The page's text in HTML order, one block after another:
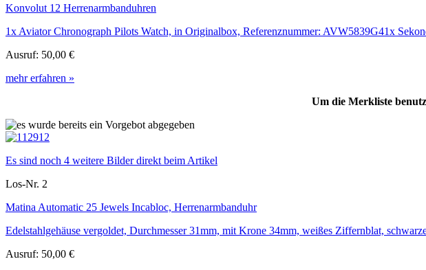
Konvolut 12 Herrenarmbanduhren
1x Aviator Chronograph Pilots Watch, in Originalbox, Referenznummer: AVW5839G41x
Ausruf: 50,00 €
mehr erfahren »
Um die Merkliste
Es sind noch 4 weitere Bilder direkt beim Artikel
Los-Nr. 2
Matina Automatic 25 Jewels Incabloc, Herrenarmbanduhr
Edelstahlgehäuse vergoldet, Durchmesser 31mm, mit Krone 34mm, weißes Ziffernblat,
Ausruf: 50,00 €